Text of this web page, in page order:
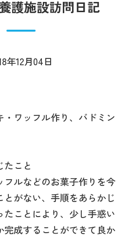
護施設訪問日記
年12月04日
・ワッフル作り、バドミン
たこと
フルなどのお菓子作りを今
とがない、手順をあらかじ
たことにより、少し手惑い
完成することができて良か